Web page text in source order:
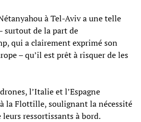
à Tel-Aviv a une telle
surtout de la part de
qui a clairement exprimé son
– qu’il est prêt à risquer de les
l’Italie et l’Espagne
la Flottille, soulignant la nécessité
leurs ressortissants à bord.